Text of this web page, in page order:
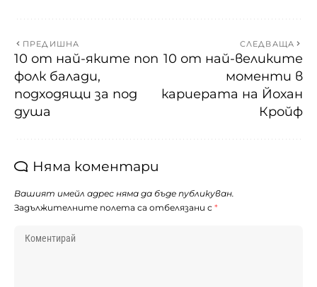
ПРЕДИШНА
10 от най-яките поп
фолк балади,
подходящи за под
душа
СЛЕДВАЩА
10 от най-великите
моменти в
кариерата на Йохан
Кройф
Няма коментари
Вашият имейл адрес няма да бъде публикуван.
Задължителните полета са отбелязани с *